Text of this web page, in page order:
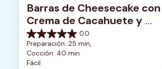
Barras de Cheesecake con
Crema de Cacahuete y
Chocolate 0.0
0.0
de
5
estrellas.
Preparación: 25 min,
Cocción: 40 min
Fácil